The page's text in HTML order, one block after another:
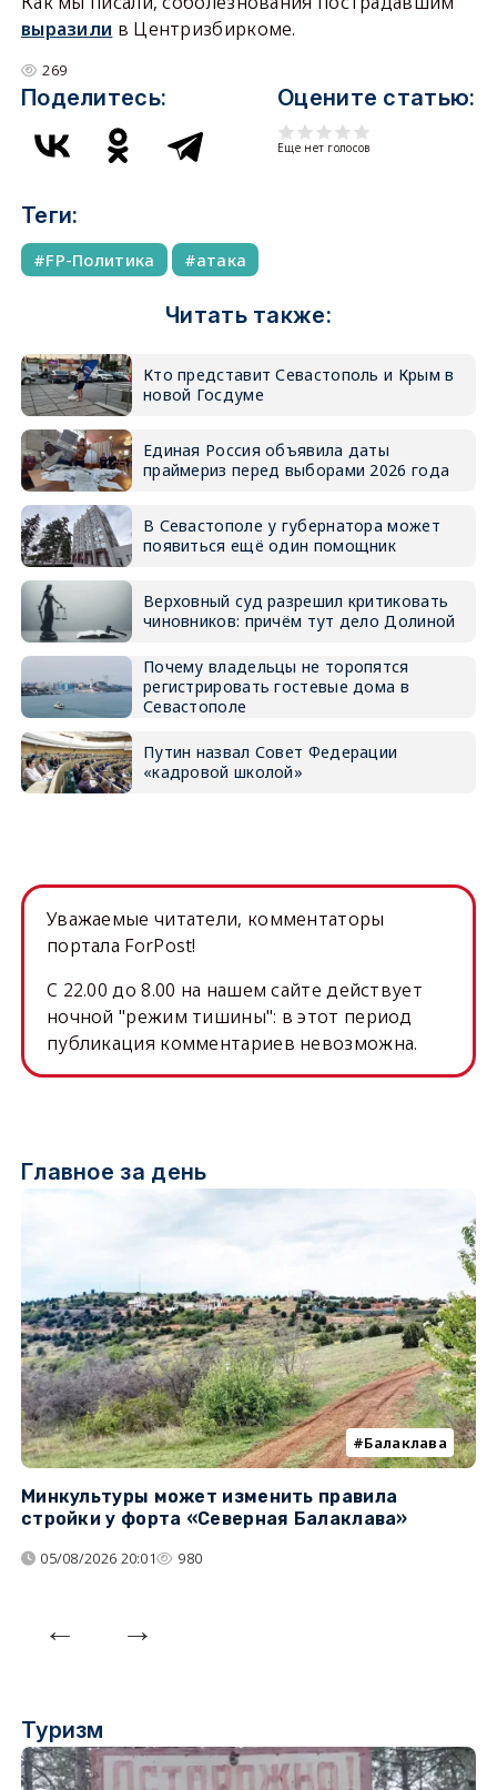
выразили в Центризбиркоме.
269
Поделитесь: Оцените статью:
Еще нет голосов
Теги:
FP-Политика атака
Читать также:
Кто представит Севастополь и Крым в
новой Госдуме
Единая Россия объявила даты
праймериз перед выборами 2026 года
В Севастополе у губернатора может
появиться ещё один помощник
Верховный суд разрешил критиковать
чиновников: причём тут дело Долиной
Почему владельцы не торопятся
регистрировать гостевые дома в
Севастополе
Путин назвал Совет Федерации
«кадровой школой»
Уважаемые читатели, комментаторы
портала ForPost!
C 22.00 до 8.00 на нашем сайте действует
ночной "режим тишины": в этот период
публикация комментариев невозможна.
Главное за день
Балаклава
Минкультуры может изменить правила
стройки у форта «Северная Балаклава»
05/08/2026 20:01 980
Туризм